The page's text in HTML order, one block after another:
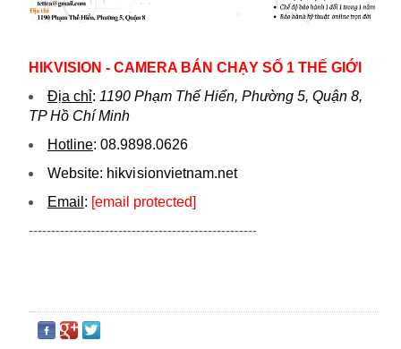
HIKVISION - CAMERA BÁN CHẠY SỐ 1 THẾ GIỚI
Địa chỉ: 1190 Phạm Thế Hiển, Phường 5, Quận 8,
TP Hồ Chí Minh
Hotline: 08.9898.0626
Website: hikvi sionvietnam.net
Email : [email protected]
---------------------------------------------------